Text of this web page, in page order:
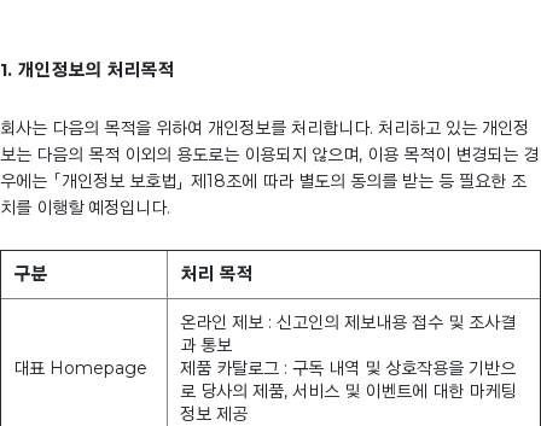
1. 개인정보의 처리목적
회사는 다음의 목적을 위하여 개인정보를 처리합니다. 처리하고 있는 개인정
보는 다음의 목적 이외의 용도로는 이용되지 않으며, 이용 목적이 변경되는 경
우에는 「개인정보 보호법」 제18조에 따라 별도의 동의를 받는 등 필요한 조
치를 이행할 예정입니다.
구분 처리 목적
대표 Homepage
온라인 제보 : 신고인의 제보내용 접수 및 조사결
과 통보
제품 카탈로그 : 구독 내역 및 상호작용을 기반으
로 당사의 제품, 서비스 및 이벤트에 대한 마케팅
정보 제공